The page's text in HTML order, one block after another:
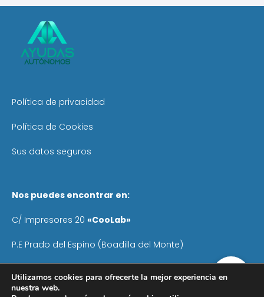
Política de privacidad
Política de Cookies
Sus datos seguros
Nos puedes encontrar en:
C/ Impresores 20 «CooLab»
P.E Prado del Espino (Boadilla del Monte)
Email:info@ayudasautonomos.com
Utilizamos cookies para ofrecerte la mejor experiencia en
nuestra web.